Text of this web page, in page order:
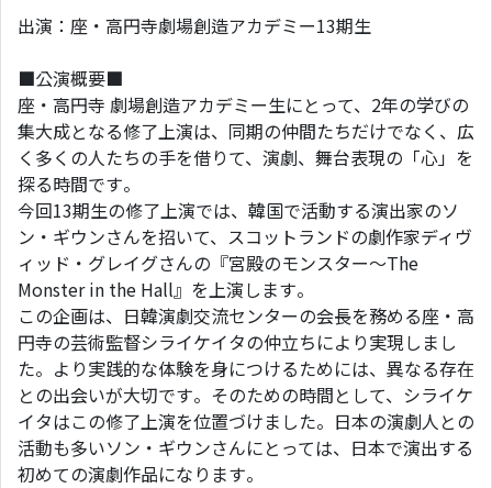
出演：座・高円寺劇場創造アカデミー13期生
■公演概要■
座・高円寺 劇場創造アカデミー生にとって、2年の学びの
集大成となる修了上演は、同期の仲間たちだけでなく、広
く多くの人たちの手を借りて、演劇、舞台表現の「心」を
探る時間です。
今回13期生の修了上演では、韓国で活動する演出家のソ
ン・ギウンさんを招いて、スコットランドの劇作家ディヴ
ィッド・グレイグさんの『宮殿のモンスター～The
Monster in the Hall』を上演します。
この企画は、日韓演劇交流センターの会長を務める座・高
円寺の芸術監督シライケイタの仲立ちにより実現しまし
た。より実践的な体験を身につけるためには、異なる存在
との出会いが大切です。そのための時間として、シライケ
イタはこの修了上演を位置づけました。日本の演劇人との
活動も多いソン・ギウンさんにとっては、日本で演出する
初めての演劇作品になります。